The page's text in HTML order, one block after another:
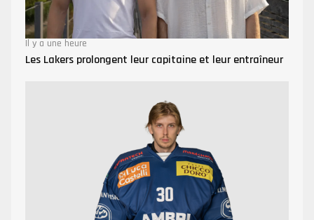
Il y a une heure
Les Lakers prolongent leur capitaine et leur entraîneur